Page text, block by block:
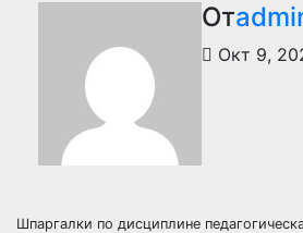
От
Окт 9,
Шпаргалки по дисциплине